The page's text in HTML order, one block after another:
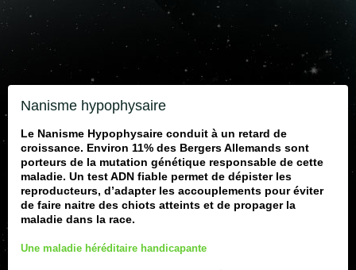
nanisme hypophysaire
Le Nanisme Hypophysaire conduit à un retard de
croissance. Environ 11% des Bergers Allemands sont
porteurs de la mutation génétique responsable de cette
maladie. Un test ADN fiable permet de dépister les
reproducteurs, d’adapter les accouplements pour éviter
de faire naitre des chiots atteints et de propager la
maladie dans la race.
Une maladie héréditaire handicapante